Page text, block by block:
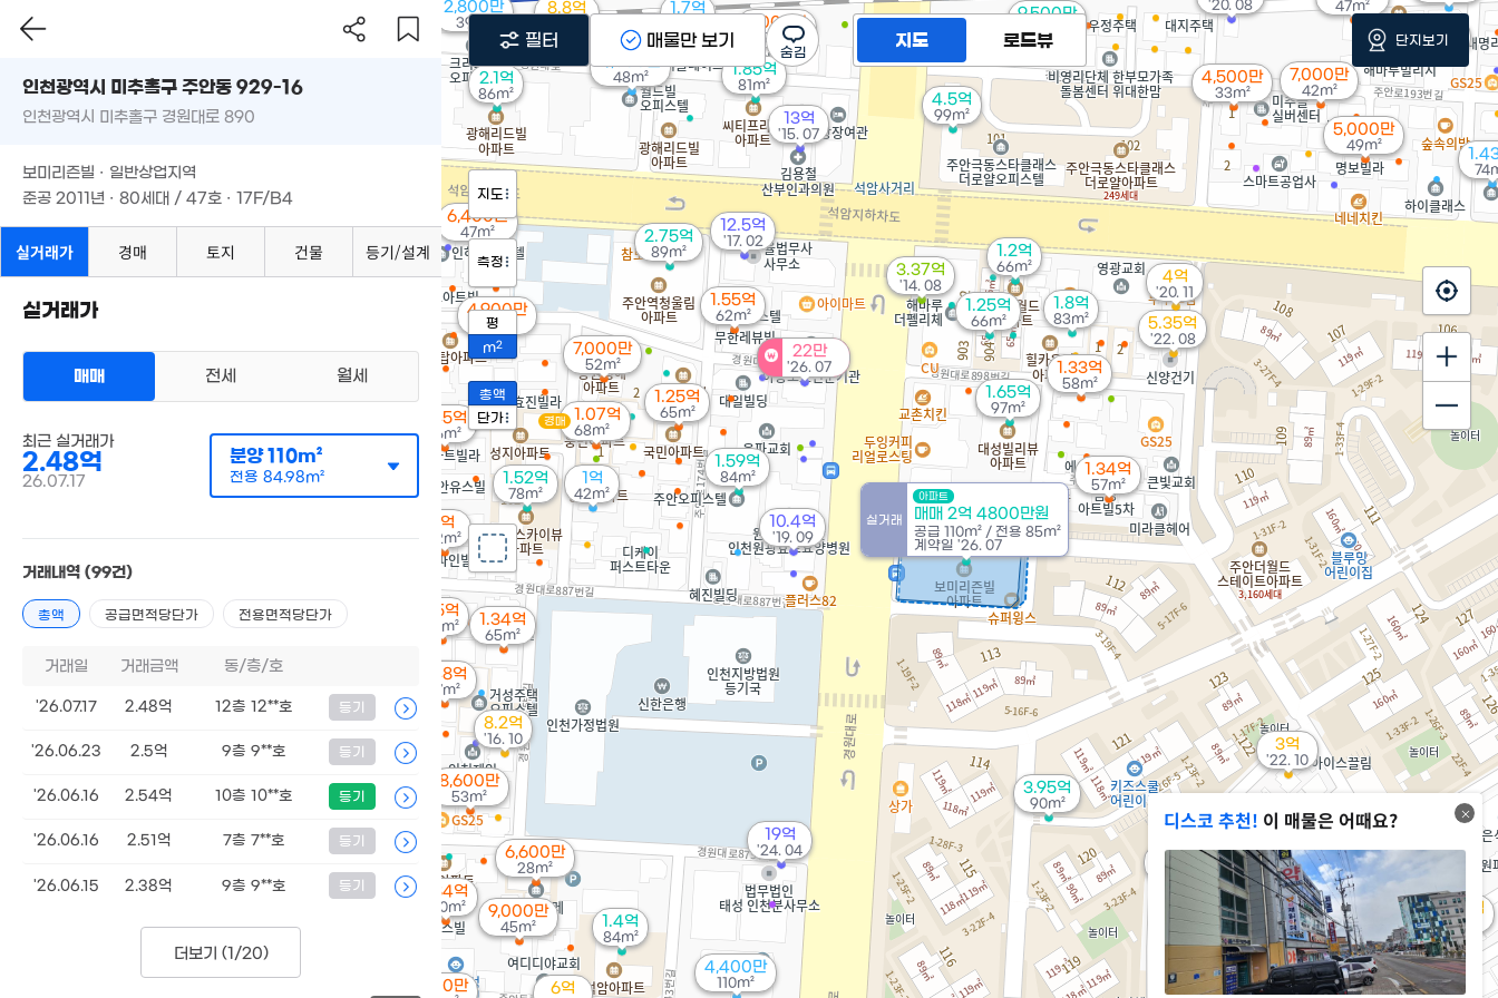
1.07억
68m²
경매
2.1억
86m²
3.95억
90m²
실거래
아파트
매매 2억 4800만원
공급 110m² / 전용 85m²
계약일 '26. 07
2.8억
'26. 07
9,500만
22만
'26. 07
1.8억
83m²
2.75억
89m²
1.7억
1억
42m²
1.59억
84m²
4.5억
99m²
2,800만
39m²
4,900만
42m²
47m²
1.52억
78m²
1.5억
69m²
1.84억
100m²
1.2억
66m²
1.25억
65m²
7,100만
1.45억
66m²
8,000만
54m²
1.85억
81m²
1.34억
65m²
6,400만
47m²
4,400만
43m²
6,600만
28m²
4,500만
33m²
1.4억
84m²
48m² 7,000만
42m²
1.34억
57m²
1.48억
77m²
1.65억
97m²
4,400만
110m²
9,000만
45m²
7,000만
52m²
5,000만
49m²
19억
'24. 04
8.8억
8,600만
53m²
1.55억
62m²
3억
'22. 10
5.35억
'22. 08
5.7억
'22. 06
1억
42m²
1.33억
58m²
4억
'20. 11
8,500만
43m²
'20. 08
1.25억
66m²
1.9억
73m²
10.4억
'19. 09
4.25억
'19. 06
6억
12.5억
'17. 02
8.2억
'16. 10
3.36억
'16. 07
13억
'15. 07
3.37억
'14. 08
4.82억
디스코 추천! 이 매물은 어때요?
지도 로드뷰
지도
측정
평
m2
총액
단가
필터 매물만 보기 단지보기
인천광역시 미추홀구 주안동 929-16
인천광역시 미추홀구 경원대로 890
보미리즌빌 · 일반상업지역
준공 2011년 · 80세대 / 47호 · 17F/B4
실거래가 경매 토지 건물 등기/설계
실거래가
매매 전세 월세
최근 실거래가
2.48억
26.07.17
분양110m²
전용 84.98m²
거래내역 (99건)
총액 공급면적당단가 전용면적당단가
거래일 거래금액 동/층/호
'26.07.17 2.48억 12층 12**호 등기
'26.06.23 2.5억 9층 9**호 등기
'26.06.16 2.54억 10층 10**호 등기
'26.06.16 2.51억 7층 7**호 등기
'26.06.15 2.38억 9층 9**호 등기
더보기 (1/20)